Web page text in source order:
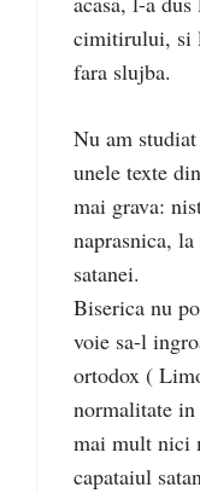
cimitirului, si
fara slujba.
Nu am
unele texte
mai grava:
naprasnica,
satanei.
Biserica nu
voie sa-l
ortodox (
normalitate
mai mult nici
capataiul